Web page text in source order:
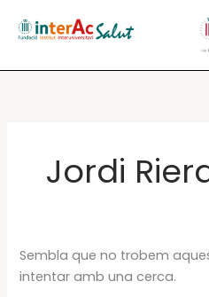
Jordi
Sembla que no trobem
intentar amb una cerca.